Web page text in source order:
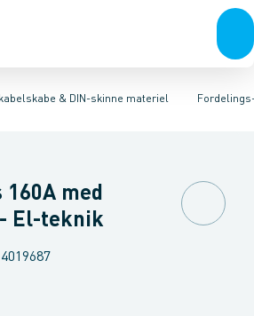
kabelskabe & DIN-skinne materiel
& lampeudtagForgreningsmateriel
Fordelings-/byggepladstavler
Tilgangsboks for strømskinne
med
El-teknik